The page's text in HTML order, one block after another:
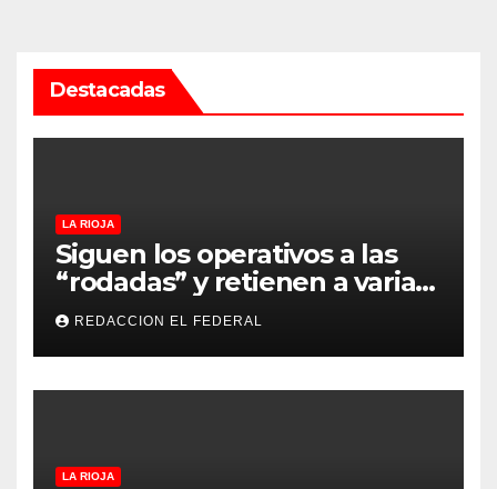
Destacadas
LA RIOJA
Siguen los operativos a las
“rodadas” y retienen a varias
motocicletas
REDACCION EL FEDERAL
LA RIOJA